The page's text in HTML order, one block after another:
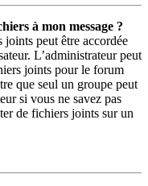
à mon message ?
peut être accordée
L’administrateur peut
joints pour le forum
que seul un groupe peut
si vous ne savez pas
de fichiers joints sur un